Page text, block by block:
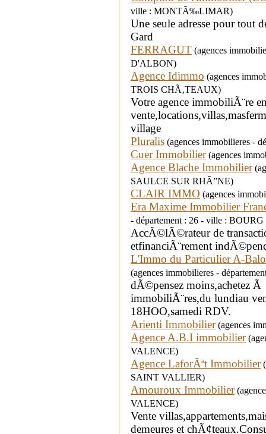
ville : MONTÃ‰LIMAR)
Une seule adresse pour tout
Gard
FERRAGUT (agences
D'ALBON)
Agence Idimmo (agences
TROIS CHÃ‚TEAUX)
Votre agence immobiliÃ¨re
village
Pluralis (agences immobilieres -
Cuer Immobilier(agences
Agence Blache Immobilier
SAULCE SUR RHÃ”NE)
CLAIR IMMO (agences
Era Maxime Immobilier
- département : 26 - ville :
AccÃ©lÃ©rateur de
etfinanciÃ¨rement
L'Immo du Particulier A-
(agences immobilieres -
dÃ©pensez moins,achetez
immobiliÃ¨res,du lundiau
18HOO,samedi RDV.
Arienti Immobilier(agences
Agence A.B.I immobilier
VALENCE)
Agence LaforÃªt Immobilier
SAINT VALLIER)
Amouroux Immobilier
VALENCE)
Vente
demeures et